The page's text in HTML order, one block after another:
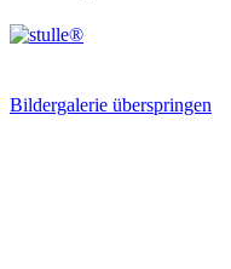
Bildergalerie überspringen